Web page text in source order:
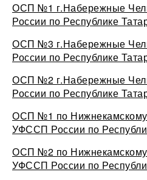
ОСП №1 г.Набережные
России по Республике
ОСП №3 г.Набережные
России по Республике
ОСП №2 г.Набережные
России по Республике
ОСП №1 по
УФССП России по
ОСП №2 по
УФССП России по